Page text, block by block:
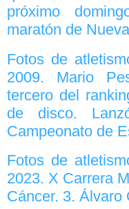
próximo
maratón de
Fotos de
2009. Mario
tercero del
de disco.
Campeonato de
Fotos de
2023. X Carrera
Cáncer. 3. Álvaro